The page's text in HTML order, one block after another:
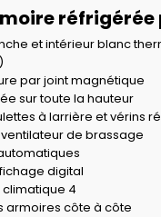
réfrigérée
et intérieur blanc
par joint magnétique
sur toute la hauteur
à larrière et vérins
de brassage
digital
4
armoires côte à côte